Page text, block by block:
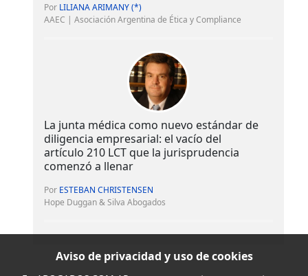
Por LILIANA ARIMANY (*)
AAEC | Asociación Argentina de Ética y Compliance
La junta médica como nuevo estándar de
diligencia empresarial: el vacío del
artículo 210 LCT que la jurisprudencia
comenzó a llenar
Por ESTEBAN CHRISTENSEN
Hope Duggan & Silva Abogados
Aviso de privacidad y uso de cookies